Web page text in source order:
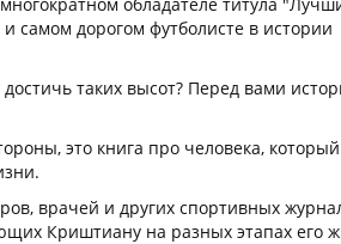
самом дорогом футболисте в истории
таких высот? Перед вами
это книга про человека, который
врачей и других спортивных
Криштиану на разных этапах его